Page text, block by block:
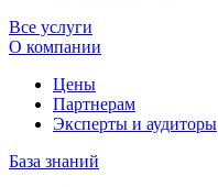
Все услуги
О компании
Цены
Партнерам
Эксперты и аудиторы
База знаний